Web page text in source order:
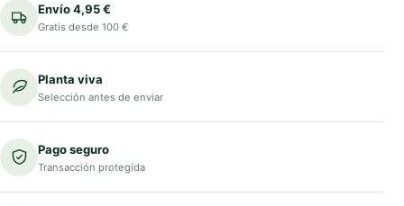
Envío 4,95 €
Gratis desde 100 €
Planta viva
Selección antes de enviar
Pago seguro
Transacción protegida